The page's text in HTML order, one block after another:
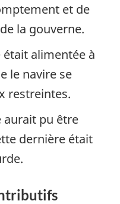
et de
la gouverne.
alimentée à
le navire se
restreintes.
aurait pu être
dernière était